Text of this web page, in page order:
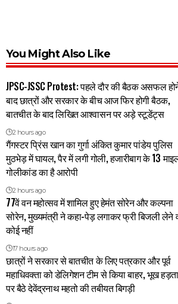
You Might Also Like
JPSC-JSSC Protest: पहले दौर की बैठक असफल
बाद छात्रों और सरकार के बीच आज फिर होगी बैठक,
बातचीत के बाद लिखित आश्वासन पर अड़े स्टूडेंट्स
2 hours ago
गैंगस्टर प्रिंस खान का गुर्गा अंकित कुमार पांडेय पुलिस
मुठभेड़ में घायल, पैर में लगी गोली, हजारीबाग के 13
गोलीकांड का है आरोपी
2 hours ago
77वें वन महोत्सव में शामिल हुए हेमंत सोरेन और कल्पना
सोरेन, मुख्यमंत्री ने कहा-पेड़ लगाकर फ्री बिजली लेने
कोई नहीं
17 hours ago
छात्रों ने सरकार से बातचीत के लिए पत्रकार और पूर्व
महाधिवक्ता को डेलिगेशन टीम से किया बाहर, भूख
पर बैठे देवेंद्रनाथ महतो की तबीयत बिगड़ी